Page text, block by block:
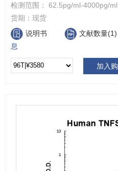
检测范围： 62.5pg/ml-4000pg/ml
货期： 现货
说明书
文献数量(1)
息
加入